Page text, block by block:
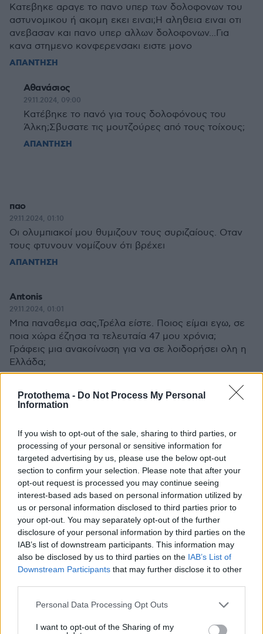
Protothema - Do Not Process My Personal
Information
If you wish to opt-out of the sale, sharing to third parties, or
processing of your personal or sensitive information for
targeted advertising by us, please use the below opt-out
section to confirm your selection. Please note that after your
opt-out request is processed you may continue seeing
interest-based ads based on personal information utilized by
us or personal information disclosed to third parties prior to
your opt-out. You may separately opt-out of the further
disclosure of your personal information by third parties on the
IAB’s list of downstream participants. This information may
also be disclosed by us to third parties on the IAB’s List of
Downstream Participants that may further disclose it to other
Please note that this website/app uses one or more Google
not limited to your visit or usage behaviour. You may click to
Personal Data Processing Opt Outs
I want to opt-out of the Sharing of my
Κατεβηκε αραγε το πανο υπερ των δολοφονων του
αστυνομικου ή ακομη εκει ειναι;Η αληθεια ειναι οτι
ανεβασαν και πανο υπερ αλλων δολοφονων...Για
κανα στημενο κονφερενσακι ειστε μονο
ΑΠΑΝΤΗΣΗ
Αθανάσιος
29.11.2024, 09:00
Κατέβηκε το πανό για τους δολοφόνους του
Άλκη;Σβυσατε τις μουτζούρες από τους τοίχους;
ΑΠΑΝΤΗΣΗ
παο
29.11.2024, 01:10
Οι ολυμπιακοί μου θυμιζουν τους συριζαίους. Οταν
τους φτυνουν νομίζουν ότι βρέχει
ΑΠΑΝΤΗΣΗ
Antonis
29.11.2024, 01:01
Μπα παναθεμα σας,Τρέλα είστε. Ποιος είμαι εγω, σε
ποια χώρα έζησα τα τελευταία 47 μου χρόνια;
Γράφεις μια ανακοίνωση για να σε λοιδορήσει ολη η
Ελλάδα;
ΑΠΑΝΤΗΣΗ
Γνώστης
Αυτά να τα πείτε στον εισαγγελέα που σας περιμένει
ΑΠΑΝΤΗΣΗ
28.11.2024, 22:22
που κατηγορούνται για χρηματοδότηση εγκληματικής